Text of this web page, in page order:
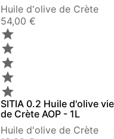
Huile d'olive de Crète
54,00 €





SITIA 0.2 Huile d'olive
de Crète AOP - 1L
Huile d'olive de Crète